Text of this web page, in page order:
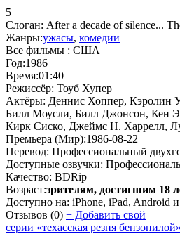
5
Слоган: After a decade of silence...
Жанры:ужасы, комедии
Все фильмы : США
Год:1986
Время:01:40
Режиссёр: Тоуб Хупер
Актёры: Деннис Хоппер, Кэролин
Билл Моусли, Билл Джонсон, Кен
Кирк Сиско, Джеймс Н. Харрелл,
Премьера (Мир):1986-08-22
Перевод: Профессиональный
Доступные озвучки:
Качество: BDRip
Возраст:зрителям, достигшим 18
Доступно на: iPhone, iPad, Android
Отзывов (0) + Добавить свой
серии «техасская резня бензопилой»